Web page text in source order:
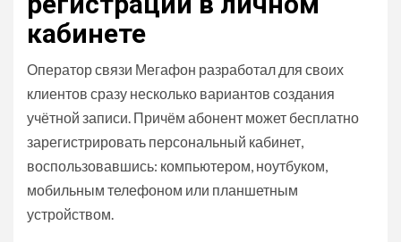
кабинете
Оператор связи Мегафон разработал для своих
клиентов сразу несколько вариантов создания
учётной записи. Причём абонент может бесплатно
зарегистрировать персональный кабинет,
воспользовавшись: компьютером, ноутбуком,
мобильным телефоном или планшетным
устройством.